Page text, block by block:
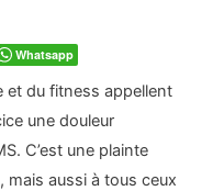
Whatsapp
et du fitness appellent
une douleur
C’est une plainte
aussi à tous ceux